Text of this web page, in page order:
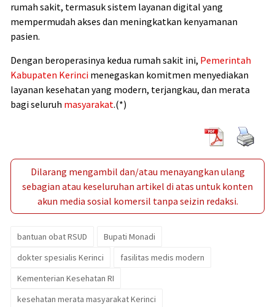
rumah sakit, termasuk sistem layanan digital yang
mempermudah akses dan meningkatkan kenyamanan
pasien.
Dengan beroperasinya kedua rumah sakit ini, Pemerintah
Kabupaten Kerinci menegaskan komitmen menyediakan
layanan kesehatan yang modern, terjangkau, dan merata
bagi seluruh masyarakat.(*)
Dilarang mengambil dan/atau menayangkan ulang
sebagian atau keseluruhan artikel di atas untuk konten
akun media sosial komersil tanpa seizin redaksi.
bantuan obat RSUD
Bupati Monadi
dokter spesialis Kerinci
fasilitas medis modern
Kementerian Kesehatan RI
kesehatan merata masyarakat Kerinci